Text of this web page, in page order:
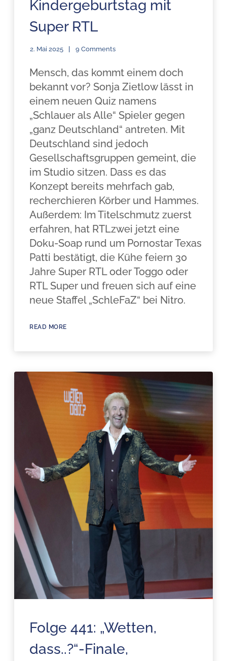
Kindergeburtstag mit
Super RTL
2. Mai 2025 9 Comments
Mensch, das kommt einem doch
bekannt vor? Sonja Zietlow lässt in
einem neuen Quiz namens
„Schlauer als Alle“ Spieler gegen
„ganz Deutschland“ antreten. Mit
Deutschland sind jedoch
Gesellschaftsgruppen gemeint, die
im Studio sitzen. Dass es das
Konzept bereits mehrfach gab,
recherchieren Körber und Hammes.
Außerdem: Im Titelschmutz zuerst
erfahren, hat RTLzwei jetzt eine
Doku-Soap rund um Pornostar Texas
Patti bestätigt, die Kühe feiern 30
Jahre Super RTL oder Toggo oder
RTL Super und freuen sich auf eine
neue Staffel „SchleFaZ“ bei Nitro.
READ MORE
Folge 441: „Wetten,
dass..?“-Finale,